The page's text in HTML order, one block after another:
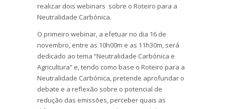
realizar dois webinars sobre o Roteiro para a
Neutralidade Carbónica.
O primeiro webinar, a efetuar no dia 16 de
novembro, entre as 10h00m e as 11h30m, será
dedicado ao tema “Neutralidade Carbónica e
Agricultura” e, tendo como base o Roteiro para a
Neutralidade Carbónica, pretende aprofundar o
debate e a reflexão sobre o potencial de
redução das emissões, perceber quais as